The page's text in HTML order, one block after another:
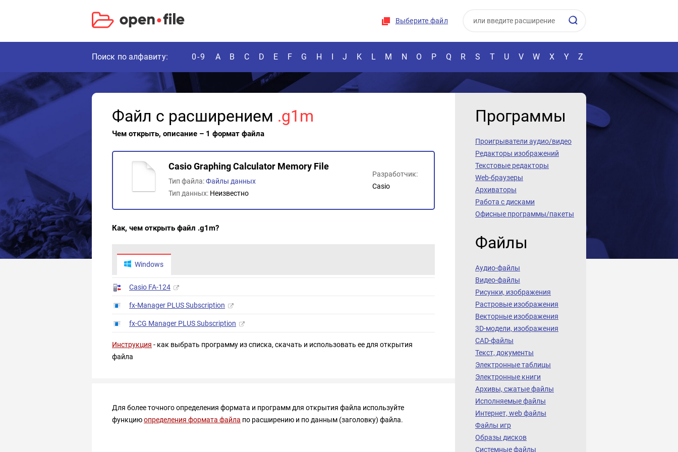
Выберите файл
Поиск по алфавиту: 0-9 A B C D E F G H I J K L M N O P Q R S T U V W X Y Z
Файл с расширением .g1m
Чем открыть, описание – 1 формат файла
Casio Graphing Calculator Memory File
Тип файла:Файлы данных
Тип данных: Неизвестно
Разработчик:
Casio
Как, чем открыть файл .g1m?
Windows
Casio FA-124
fx-Manager PLUS Subscription
fx-CG Manager PLUS Subscription
Инструкция - как выбрать программу из списка, скачать и использовать ее для открытия
файла
Для более точного определения формата и программ для открытия файла используйте
функциюопределения формата файла по расширению и по данным (заголовку) файла.
Программы
Проигрыватели аудио/видео
Редакторы изображений
Текстовые редакторы
Web-браузеры
Архиваторы
Работа с дисками
Офисные программы/пакеты
Файлы
Аудио-файлы
Видео-файлы
Рисунки, изображения
Растровые изображения
Векторные изображения
3D-модели, изображения
CAD-файлы
Текст, документы
Электронные таблицы
Электронные книги
Архивы, сжатые файлы
Исполняемые файлы
Интернет, web файлы
Файлы игр
Образы дисков
Системные файлы